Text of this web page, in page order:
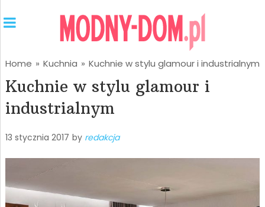
Home » Kuchnia » Kuchnie w stylu glamour i industrialnym
Kuchnie w stylu glamour i
industrialnym
13 stycznia 2017 by redakcja